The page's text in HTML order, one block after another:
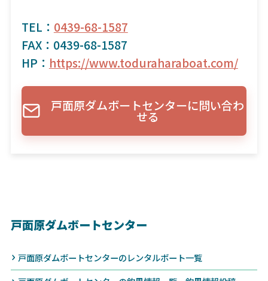
TEL： 0439-68-1587
FAX：0439-68-1587
HP： https://www.toduraharaboat.com/
戸面原ダムボートセンターに問い合わ
せる
戸面原ダムボートセンター
戸面原ダムボートセンターのレンタルボート一覧